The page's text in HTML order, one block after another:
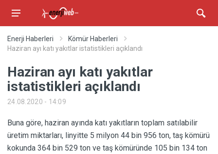
Enerji Haberleri
Kömür Haberleri
Haziran ayı katı yakıtlar istatistikleri açıklandı
Haziran ayı katı yakıtlar
istatistikleri açıklandı
24.08.2020 - 14:09
Buna göre, haziran ayında katı yakıtların toplam satılabilir
üretim miktarları, linyitte 5 milyon 44 bin 956 ton, taş kömürü
kokunda 364 bin 529 ton ve taş kömüründe 105 bin 134 ton